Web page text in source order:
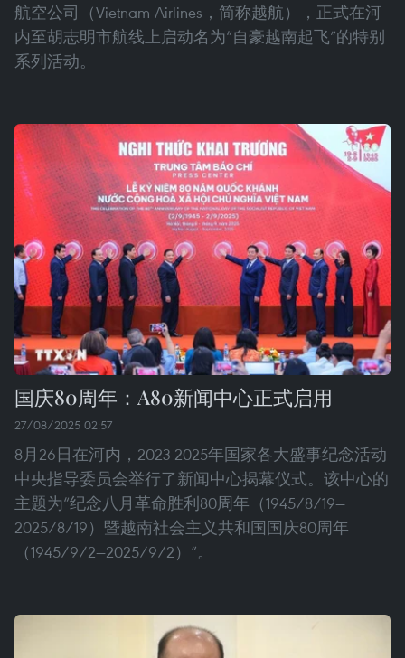
航空公司（Vietnam Airlines，简称越航），正式在河
内至胡志明市航线上启动名为“自豪越南起飞”的特别
系列活动。
国庆80周年：A80新闻中心正式启用
27/08/2025 02:57
8月26日在河内，2023-2025年国家各大盛事纪念活动
中央指导委员会举行了新闻中心揭幕仪式。该中心的
主题为“纪念八月革命胜利80周年（1945/8/19—
2025/8/19）暨越南社会主义共和国国庆80周年
（1945/9/2—2025/9/2）”。